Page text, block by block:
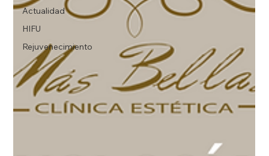
Actualidad
HIFU
Rejuvenecimiento